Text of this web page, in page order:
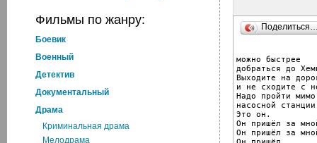
Фильмы по жанру:
Боевик
Военный
Детектив
Документальный
Драма
Криминальная драма
Мелодрама
можно быстрее
добраться до
Выходите на
и не сходите с
Надо пройти мимо
насосной
Это он.
Он пришёл за
Он пришёл за